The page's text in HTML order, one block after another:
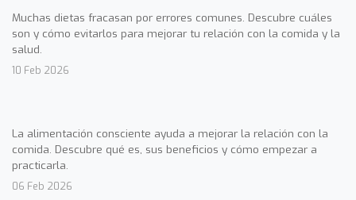
Muchas dietas fracasan por errores comunes. Descubre cuáles
son y cómo evitarlos para mejorar tu relación con la comida y la
salud.
10 Feb 2026
La alimentación consciente ayuda a mejorar la relación con la
comida. Descubre qué es, sus beneficios y cómo empezar a
practicarla.
06 Feb 2026